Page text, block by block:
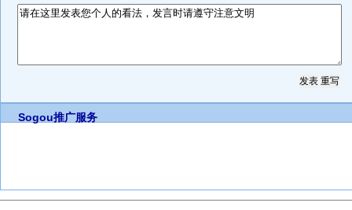
Sogou推广服务